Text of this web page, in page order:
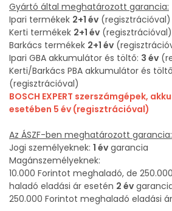
Gyártó által meghatározott garancia:
Ipari termékek 2+1 év (regisztrációval)
Kerti termékek 2+1 év (regisztrációval)
Barkács termékek 2+1 év
Ipari GBA akkumulátor és töltő: 3 év
Kerti/Barkács PBA akkumulátor és
(regisztrációval)
BOSCH EXPERT szerszámgépek,
esetében 5 év (regisztrációval)
Az ÁSZF-ben meghatározott garancia:
Jogi személyeknek: 1 év garancia
Magánszemélyeknek:
10.000 Forintot meghaladó, de
haladó eladási ár esetén 2 év
250.000 Forintot meghaladó eladási